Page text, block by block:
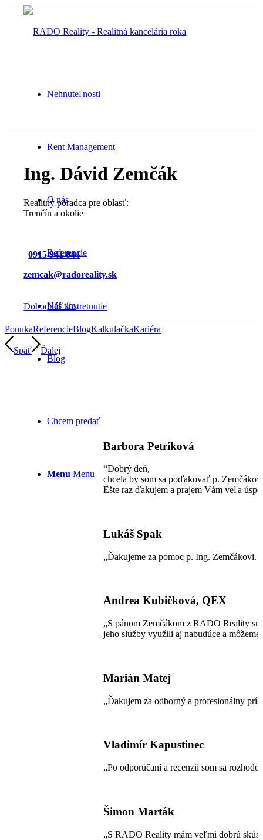
Nehnuteľnosti
Rent Management
O nás
Referencie
Náš tím
Blog
Chcem predať
Menu Menu
Ing. Dávid Zemčák
Realitný poradca pre oblasť:
Trenčín a okolie
0915 941 044
zemcak@radoreality.sk
Dohodnúť si stretnutie
PonukaReferencieBlogKalkulačkaKariéra
Späť Ďalej
Barbora Petríková
“Dobrý deň,
chcela by som sa poďakovať p.
Ešte raz ďakujem a prajem Vám veľa
Lukáš Spak
„Ďakujeme za pomoc p. Ing. Zemčákovi.
Andrea Kubičková, QEX
„S pánom Zemčákom z RADO Reality
jeho služby využili aj nabudúce a
Marián Matej
„Ďakujem za odborný a profesionálny
Vladimír Kapustinec
„Po odporúčaní a recenzií som sa
Šimon Marták
„S RADO Reality mám veľmi dobrú